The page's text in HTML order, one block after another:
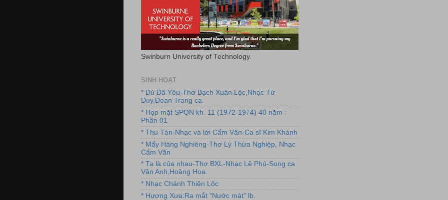
Swinburn University of Technology.
SINH HOẠT
* Dù Đã Yêu-Thơ Bạch Xuân Lộc,Nhạc Từ
Duy,Đoan Trang ca.
* Họp mặt SPQN kh. 11 (1972-1974) 40 năm :
Phần 01
* Thu Tàn-Nhạc và lời Cẩm Văn-Ca sĩ Kim Khánh
* Mấy Hàng Nghiêng-Thơ Lý Thừa Nghiệp, Nhạc
Cẩm Văn
* Ta là của nhau-Thơ BXL-Nhạc Lê Phú-Song ca
Vân Anh,Hoàng Hoa.
* Nhạc Chánh Thiện Lộc
* Hương Xưa:Ra mắt "Nước mát" lb.